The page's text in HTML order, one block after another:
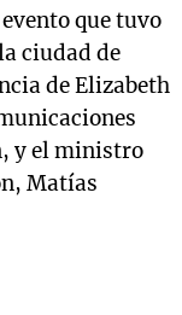
que tuvo
ciudad de
de Elizabeth
y el ministro
Matías